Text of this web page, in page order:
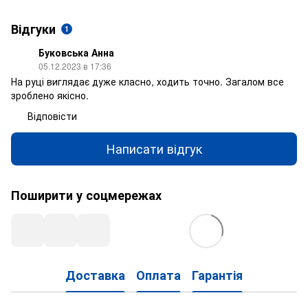
Відгуки 1
Буковська Анна
05.12.2023 в 17:36
На руці виглядає дуже класно, ходить точно. Загалом все
зроблено якісно.
Відповісти
Написати відгук
Поширити у соцмережах
Доставка Оплата Гарантія